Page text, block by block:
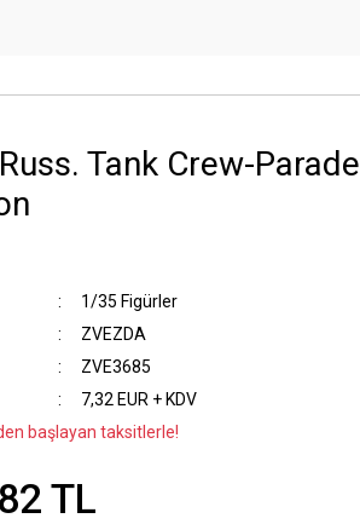
Tank Crew-Parade
1/35 Figürler
ZVEZDA
ZVE3685
7,32 EUR + KDV
başlayan taksitlerle!
TL